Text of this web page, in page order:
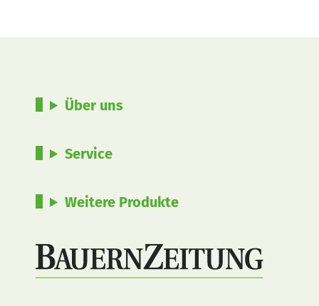
Über uns
Service
Weitere Produkte